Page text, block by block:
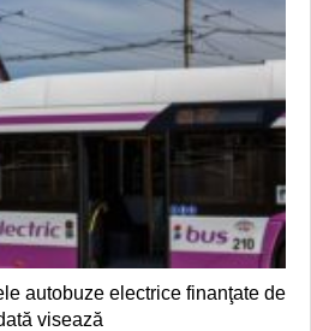
autobuze electrice finanţate de
visează